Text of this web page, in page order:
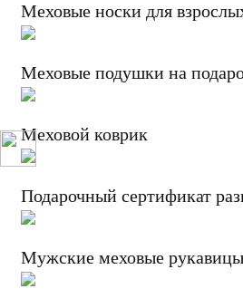
Меховые носки для
Меховые подушки на
Меховой коврик
Подарочный сертификат
Мужские меховые